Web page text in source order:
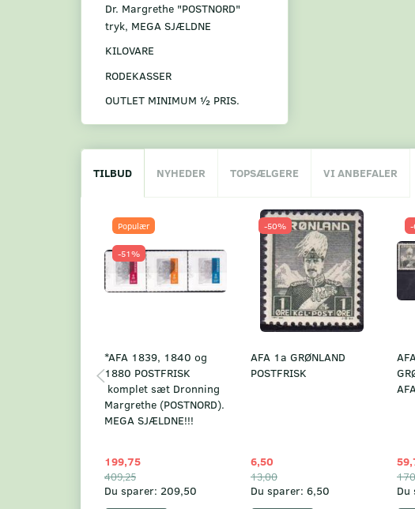
Dr. Margrethe "POSTNORD"
tryk, MEGA SJÆLDNE
KILOVARE
RODEKASSER
OUTLET MINIMUM ½ PRIS.
TILBUD NYHEDER TOPSÆLGERE VI ANBEFALER
Populær
-51%
*AFA 1839, 1840 og
1880 POSTFRISK
komplet sæt Dronning
Margrethe (POSTNORD).
MEGA SJÆLDNE!!!
199,75
409,25
Du sparer: 209,50
-50%
AFA 1a GRØNLAND
POSTFRISK
6,50
13,00
Du sparer: 6,50
-
Du